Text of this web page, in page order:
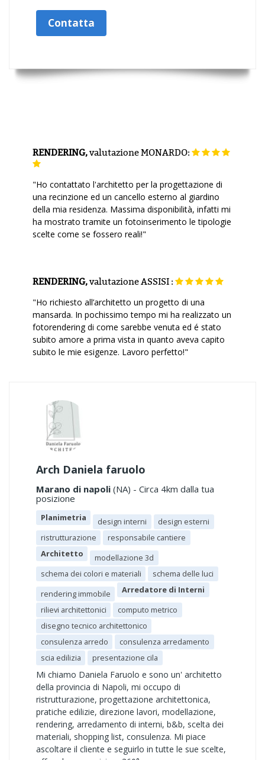
Contatta
RENDERING,valutazioneMONARDO:
"Ho contattato l'architetto per la progettazione di
una recinzione ed un cancello esterno al giardino
della mia residenza. Massima disponibilità, infatti mi
ha mostrato tramite un fotoinserimento le tipologie
scelte come se fossero reali!"
RENDERING,valutazioneASSISI :
"Ho richiesto all’architetto un progetto di una
mansarda. In pochissimo tempo mi ha realizzato un
fotorendering di come sarebbe venuta ed é stato
subito amore a prima vista in quanto aveva capito
subito le mie esigenze. Lavoro perfetto!"
Arch Daniela faruolo
Marano di napoli (NA) - Circa 4km dalla tua
posizione
Planimetria design interni
design esterni
ristrutturazione
responsabile cantiere
Architetto
modellazione 3d
schema dei colori e materiali
schema delle luci
rendering immobile
Arredatore di Interni
rilievi architettonici
computo metrico
disegno tecnico architettonico
consulenza arredo
consulenza arredamento
scia edilizia
presentazione cila
Mi chiamo Daniela Faruolo e sono un' architetto
della provincia di Napoli, mi occupo di
ristrutturazione, progettazione architettonica,
pratiche edilizie, direzione lavori, modellazione,
rendering, arredamento di interni, b&b, scelta dei
materiali, shopping list, consulenza. Mi piace
ascoltare il cliente e seguirlo in tutte le sue scelte,